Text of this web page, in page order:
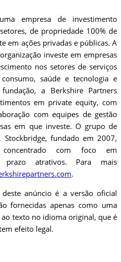
empresa de investimento
de propriedade 100% de
em ações privadas e públicas. A
investe em empresas
nos setores de serviços
saúde e tecnologia e
a Berkshire Partners
em private equity, com
com equipes de gestão
em que investe. O grupo de
Stockbridge, fundado em 2007,
com foco em
prazo atrativos. Para mais
.
anúncio é a versão oficial
fornecidas apenas como uma
texto no idioma original, que é
efeito legal.